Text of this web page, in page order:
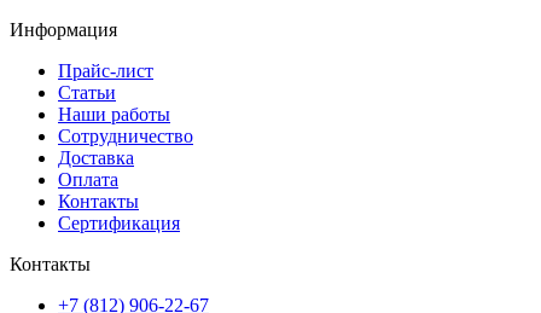
Информация
Прайс-лист
Статьи
Наши работы
Сотрудничество
Доставка
Оплата
Контакты
Сертификация
Контакты
+7 (812) 906-22-67